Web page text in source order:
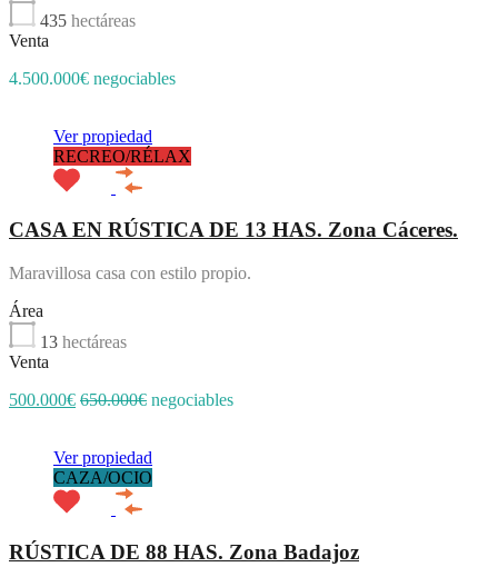
435 hectáreas
Venta
4.500.000€ negociables
Ver propiedad
RECREO/RÉLAX
CASA EN RÚSTICA DE 13 HAS. Zona Cáceres.
Maravillosa casa con estilo propio.
Área
13 hectáreas
Venta
500.000€ 650.000€ negociables
Ver propiedad
CAZA/OCIO
RÚSTICA DE 88 HAS. Zona Badajoz